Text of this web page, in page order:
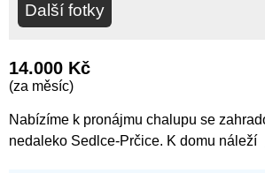
Další fotky
14.000 Kč
(za měsíc)
Nabízíme k pronájmu chalupu se
nedaleko Sedlce-Prčice. K domu náleží